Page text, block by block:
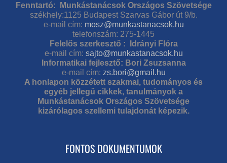
Fenntartó: Munkástanácsok Országos Szövetsége
székhely:1125 Budapest Szarvas Gábor út 9/b.
e-mail cím: mosz@munkastanacsok.hu
telefonszám: 275-1445
Felelős szerkesztő : Idrányi Flóra
e-mail cím: sajto@munkastanacsok.hu
Informatikai fejlesztő: Bori Zsuzsanna
e-mail cím: zs.bori@gmail.hu
A honlapon közzétett szakmai, tudományos és
egyéb jellegű cikkek, tanulmányok a
Munkástanácsok Országos Szövetsége
kizárólagos szellemi tulajdonát képezik.
FONTOS DOKUMENTUMOK